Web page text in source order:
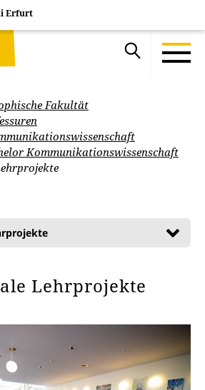
Erfurt
Fakultät
Kommunikationswissenschaft
Lehrprojekte